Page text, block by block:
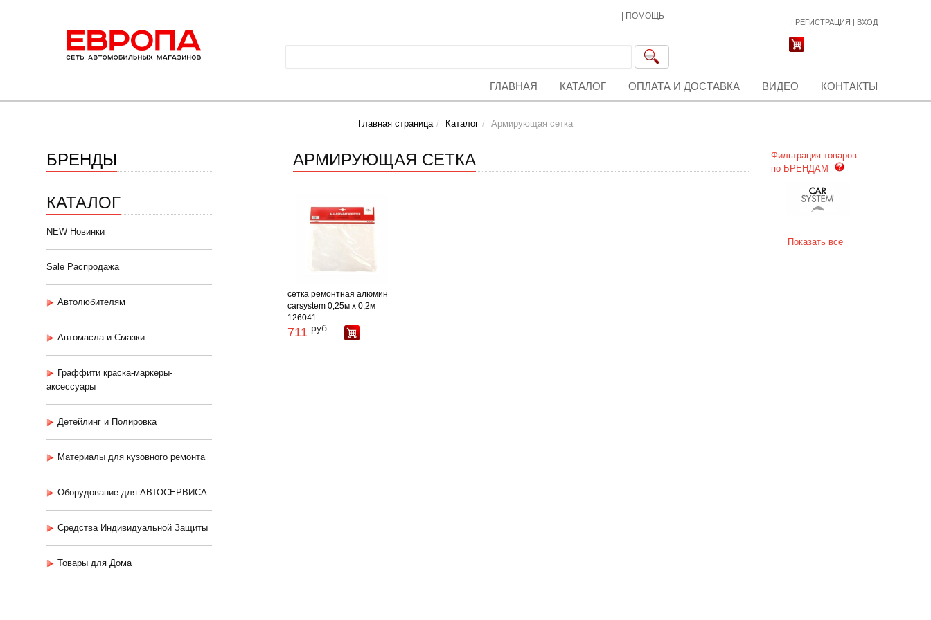
ПОМОЩЬ
| РЕГИСТРАЦИЯ | ВХОД
ГЛАВНАЯ КАТАЛОГ ОПЛАТА И ДОСТАВКА ВИДЕО КОНТАКТЫ
Главная страница Каталог Армирующая сетка
БРЕНДЫ
КАТАЛОГ
NEW Новинки
Sale Распродажа
Автолюбителям
Автомасла и Смазки
Граффити краска-маркеры-
аксессуары
Детейлинг и Полировка
Материалы для кузовного ремонта
Оборудование для АВТОСЕРВИСА
Средства Индивидуальной Защиты
Товары для Дома
АРМИРУЮЩАЯ СЕТКА
сетка ремонтная алюмин
carsystem 0,25м х 0,2м
126041
711 руб
Фильтрация товаров
по БРЕНДАМ
Показать все